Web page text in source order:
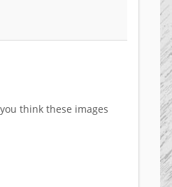
think these images